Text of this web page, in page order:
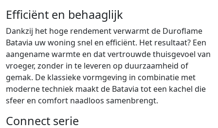
Efficiënt en behaaglijk
Dankzij het hoge rendement verwarmt de Duroflame
Batavia uw woning snel en efficiënt. Het resultaat? Een
aangename warmte en dat vertrouwde thuisgevoel van
vroeger, zonder in te leveren op duurzaamheid of
gemak. De klassieke vormgeving in combinatie met
moderne techniek maakt de Batavia tot een kachel die
sfeer en comfort naadloos samenbrengt.
Connect serie